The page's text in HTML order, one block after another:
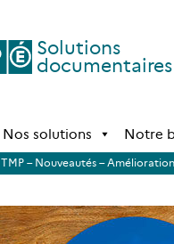
Solutions
documentaires
Nos solutions Notre
TMP – Nouveautés –